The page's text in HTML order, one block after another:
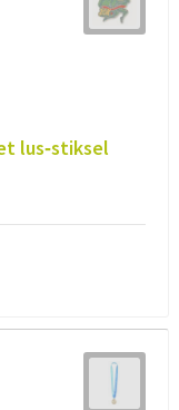
lus‑stiksel